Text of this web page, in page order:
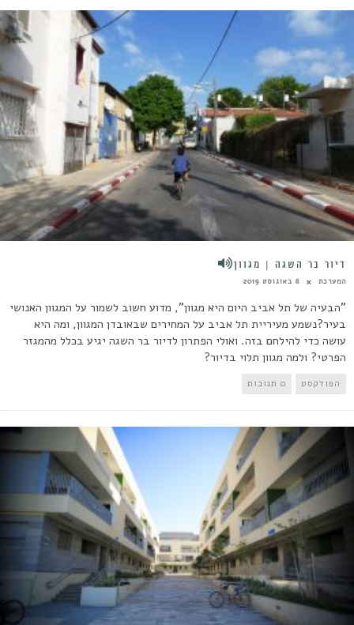
דיור בר השגה | מגוון
המערכת 8 באוגוסט 2019
"הבעיה של תל אביב היום היא מגוון", מדוע חשוב לשמור על המגוון האנושי
בעיר?נשמע מעיריית תל אביב על המחירים שבאובדן המגוון, ומה היא
עושה כדי להילחם בזה. ואולי הפתרון לדיור בר השגה יגיע בכלל מהמגזר
הפרטי? ולמה מגוון תלוי בדיור?
הפודקסט 0 תגובות